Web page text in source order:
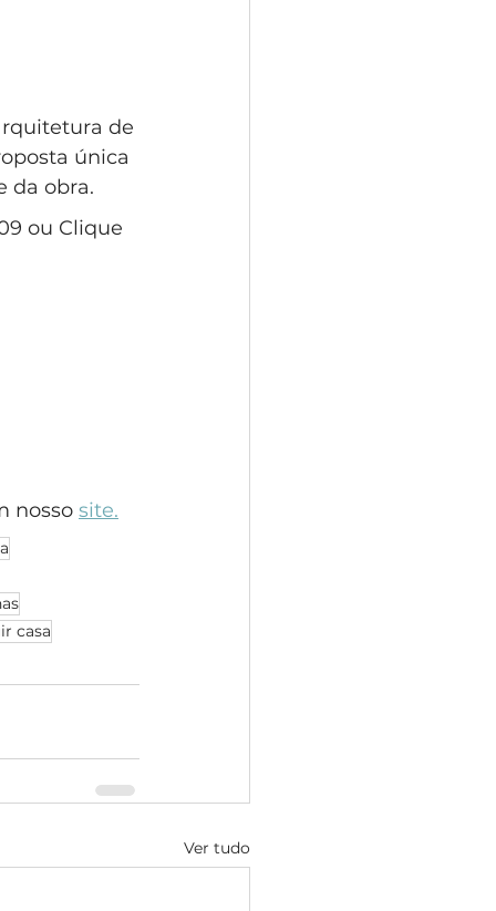
de
única
da obra.
ou Clique
nosso site.
casa
Ver tudo